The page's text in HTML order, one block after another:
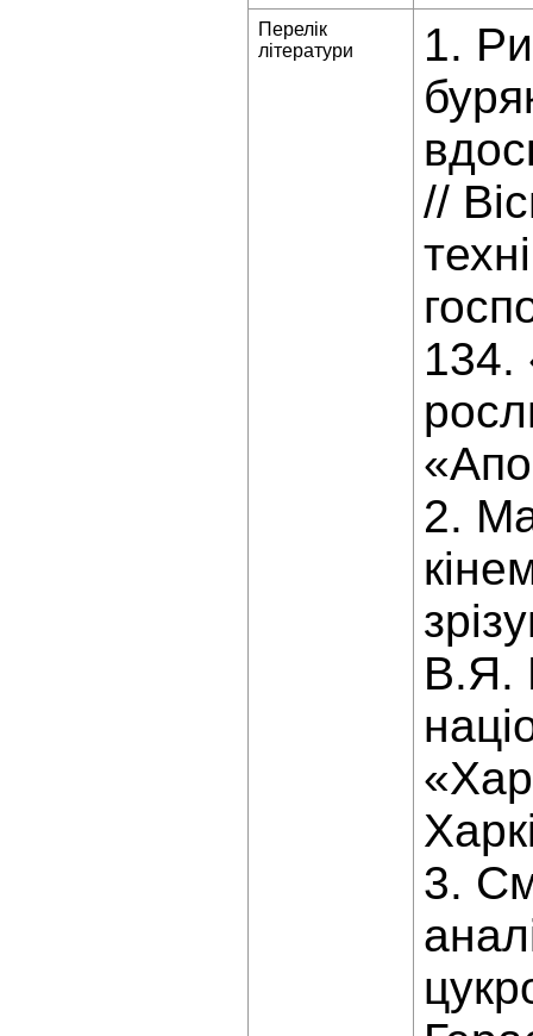
Перелік
літератури
1.
//
134.
2.
В.Я.
3.